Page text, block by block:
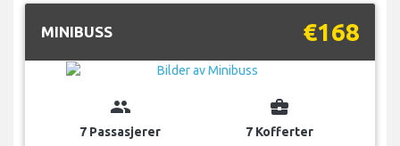
MINIBUSS €168
group
7 Passasjerer
business_center
7 Kofferter